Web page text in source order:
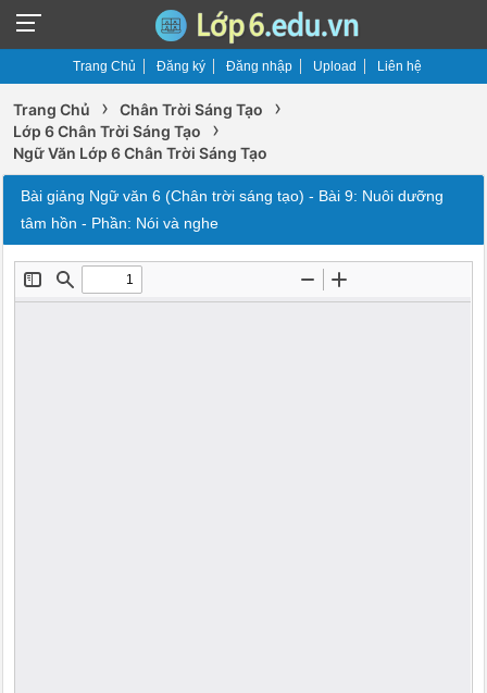
Trang Chủ Đăng ký Đăng nhập Upload Liên hệ
Trang Chủ › Chân Trời Sáng Tạo ›
Lớp 6 Chân Trời Sáng Tạo ›
Ngữ Văn Lớp 6 Chân Trời Sáng Tạo
Bài giảng Ngữ văn 6 (Chân trời sáng tạo) - Bài 9: Nuôi dưỡng
tâm hồn - Phần: Nói và nghe